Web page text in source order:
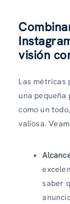
visión
Las métricas
una
como un
valiosa.
saber